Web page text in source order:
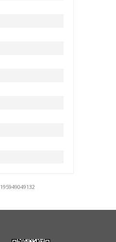
195949049132